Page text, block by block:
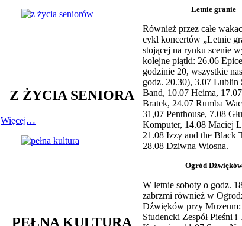
Z ŻYCIA SENIORA
Więcej…
PEŁNA KULTURA
Letnie granie
Również przez całe
cykl koncertów „Letnie
stojącej na rynku scenie
kolejne piątki: 26.06
godzinie 20, wszystkie
godz. 20.30), 3.07 Lublin
Band, 10.07 Heima,
Bratek, 24.07 Rumba
31,07 Penthouse, 7.08
Komputer, 14.08 Maciej
21.08 Izzy and the Black
28.08 Dziwna Wiosna.
Ogród Dźwięków
W letnie soboty o godz.
zabrzmi również w
Dźwięków przy
Studencki Zespół Pieśni i